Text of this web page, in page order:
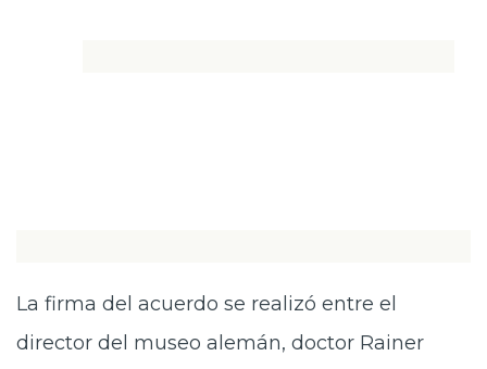
La firma del acuerdo se realizó entre el
director del museo alemán, doctor Rainer